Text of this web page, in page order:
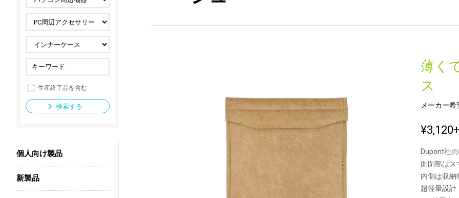
スマートフォン・
タブレット関連
防災・
セキュリティ用品
法人向け製品 新製品一覧
ドキュメントスキャニングサービス
導入事例
サステナビリティ
薄く
ス
メーカー
¥3,120
Dupont社
開閉部は
内側は収納
超軽量設計
生産終了品を含む
検索する
個人向け製品
新製品